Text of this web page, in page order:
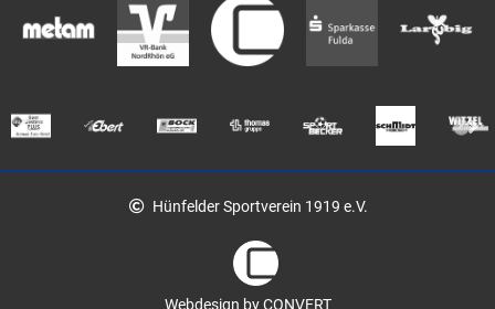
Hünfelder Sportverein 1919 e.V.
Webdesign by CONVERT